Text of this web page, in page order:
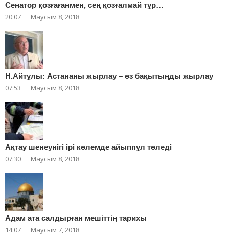
Сенатор қозғағанмен, сең қозғалмай тұр…
20:07 Маусым 8, 2018
Н.Айтұлы: Астананы жырлау – өз бақытыңды жырлау
07:53 Маусым 8, 2018
Ақтау шенеунігі ірі көлемде айыппұл төледі
07:30 Маусым 8, 2018
Адам ата салдырған мешіттің тарихы
14:07 Маусым 7, 2018